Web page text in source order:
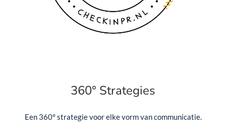
360° Strategies
Een 360° strategie voor elke vorm van communicatie.